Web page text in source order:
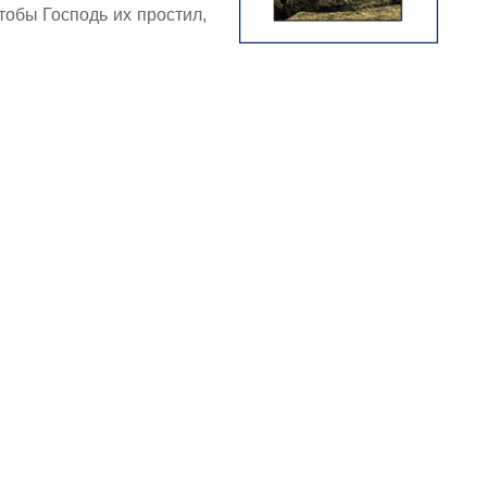
Господь их простил,